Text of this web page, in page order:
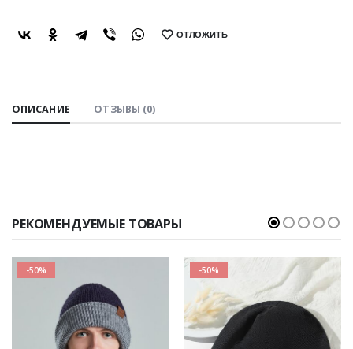
SHARE: ОТЛОЖИТЬ
ОПИСАНИЕ ОТЗЫВЫ (0)
РЕКОМЕНДУЕМЫЕ ТОВАРЫ
-50% -50%